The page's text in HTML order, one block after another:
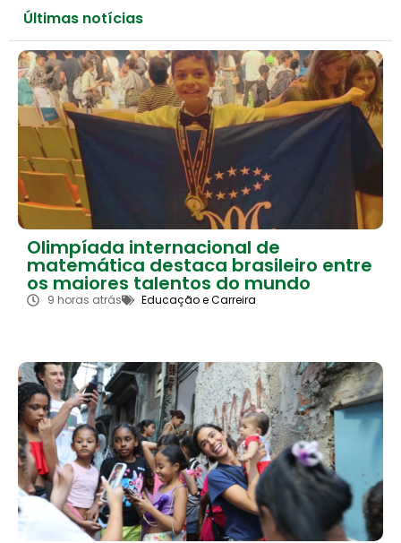
Últimas notícias
Olimpíada internacional de
matemática destaca brasileiro entre
os maiores talentos do mundo
9 horas atrás Educação e Carreira